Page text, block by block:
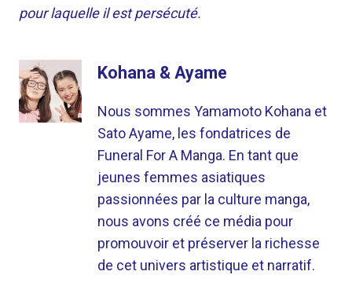
pour laquelle il est persécuté.
Kohana & Ayame
Nous sommes Yamamoto Kohana et
Sato Ayame, les fondatrices de
Funeral For A Manga. En tant que
jeunes femmes asiatiques
passionnées par la culture manga,
nous avons créé ce média pour
promouvoir et préserver la richesse
de cet univers artistique et narratif.